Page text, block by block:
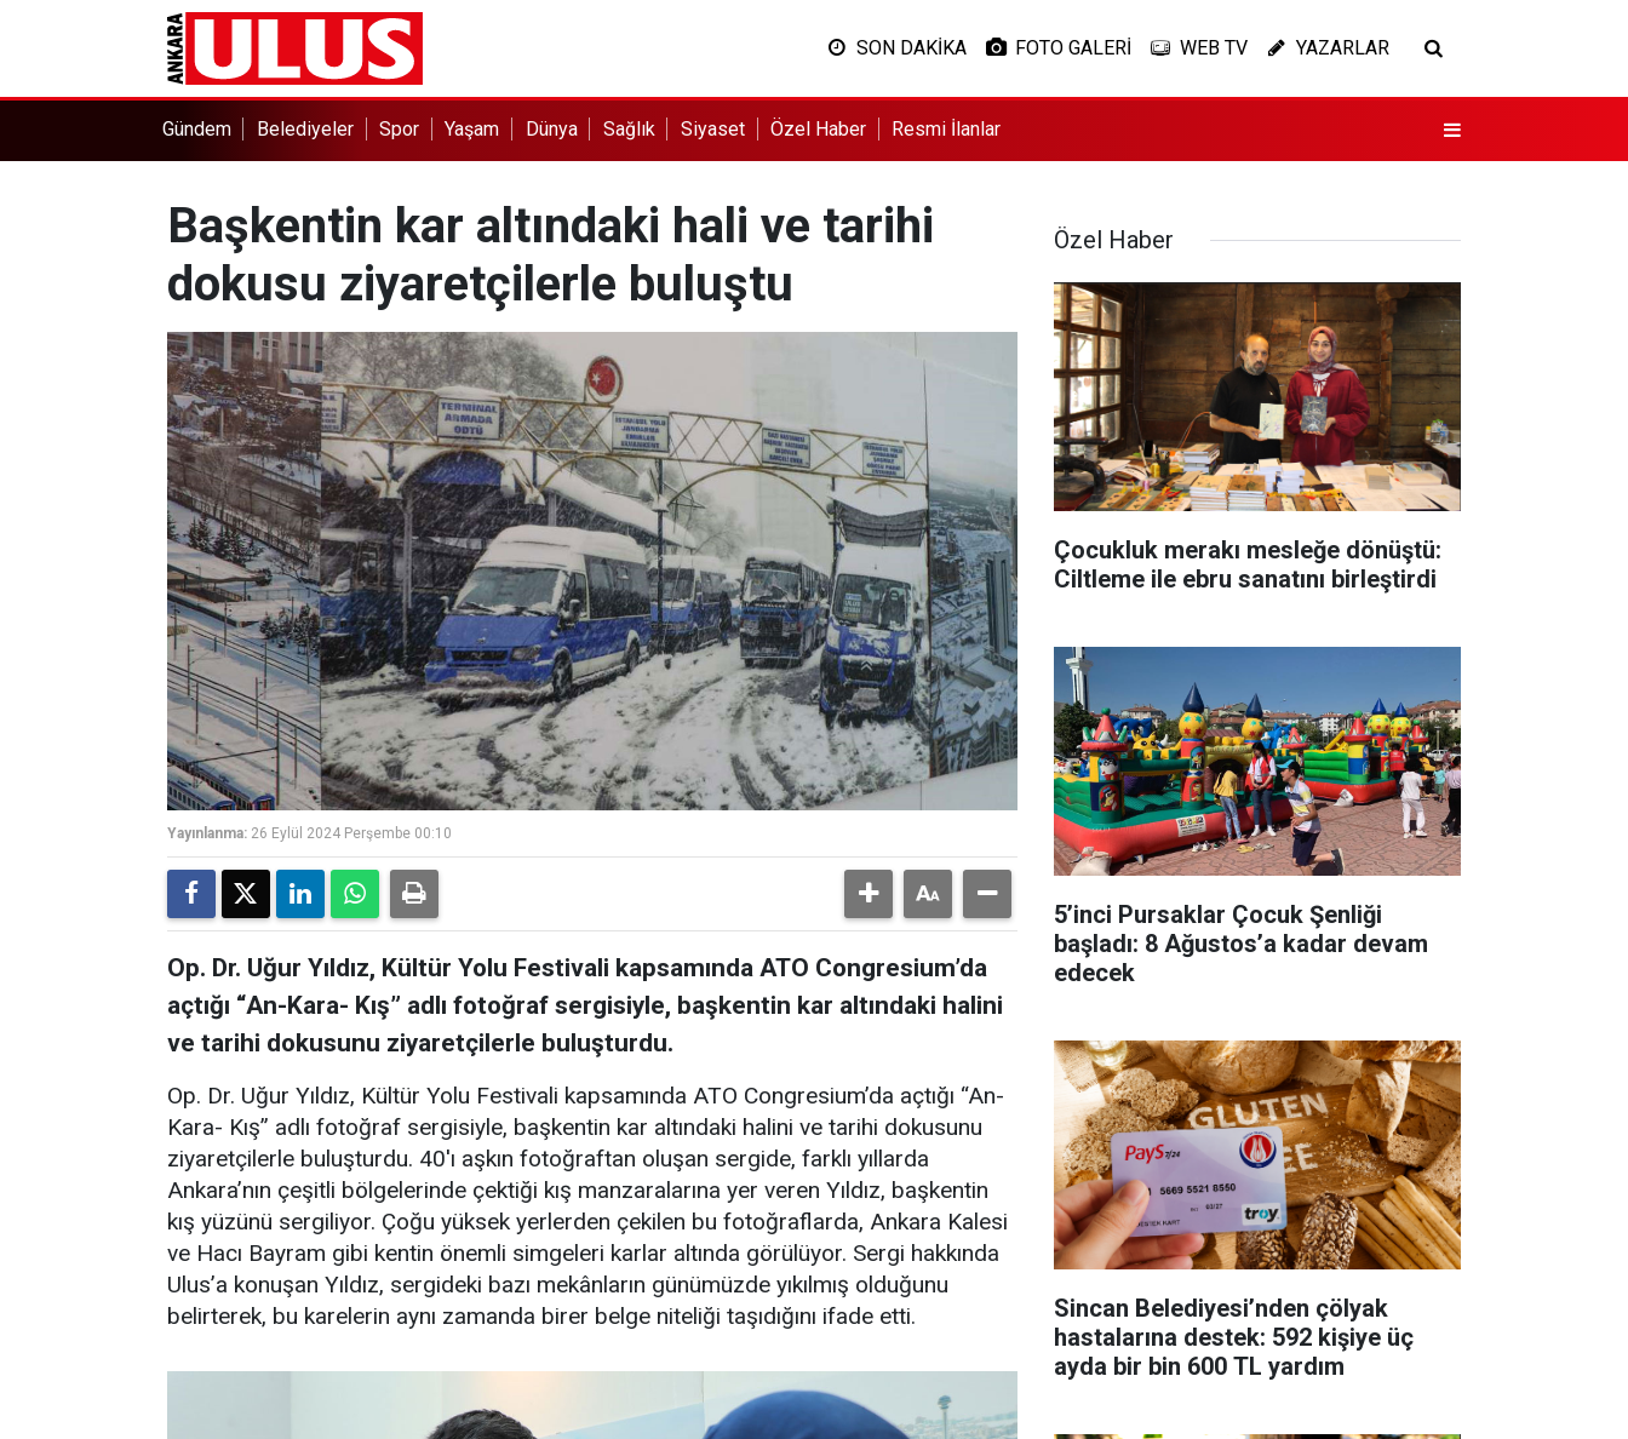
SON DAKİKA FOTO GALERİ WEB TV YAZARLAR
Gündem Belediyeler Spor Yaşam Dünya Sağlık Siyaset Özel Haber Resmi İlanlar
Başkentin kar altındaki hali ve tarihi
dokusu ziyaretçilerle buluştu
Yayınlanma: 26 Eylül 2024 Perşembe 00:10
Op. Dr. Uğur Yıldız, Kültür Yolu Festivali kapsamında ATO Congresium’da
açtığı “An-Kara- Kış” adlı fotoğraf sergisiyle, başkentin kar altındaki halini
ve tarihi dokusunu ziyaretçilerle buluşturdu.
Op. Dr. Uğur Yıldız, Kültür Yolu Festivali kapsamında ATO Congresium’da açtığı “An-
Kara- Kış” adlı fotoğraf sergisiyle, başkentin kar altındaki halini ve tarihi dokusunu
ziyaretçilerle buluşturdu. 40'ı aşkın fotoğraftan oluşan sergide, farklı yıllarda
Ankara’nın çeşitli bölgelerinde çektiği kış manzaralarına yer veren Yıldız, başkentin
kış yüzünü sergiliyor. Çoğu yüksek yerlerden çekilen bu fotoğraflarda, Ankara Kalesi
ve Hacı Bayram gibi kentin önemli simgeleri karlar altında görülüyor. Sergi hakkında
Ulus’a konuşan Yıldız, sergideki bazı mekânların günümüzde yıkılmış olduğunu
belirterek, bu karelerin aynı zamanda birer belge niteliği taşıdığını ifade etti.
Özel Haber
Çocukluk merakı mesleğe dönüştü:
Ciltleme ile ebru sanatını birleştirdi
5’inci Pursaklar Çocuk Şenliği
başladı: 8 Ağustos’a kadar devam
edecek
Sincan Belediyesi’nden çölyak
hastalarına destek: 592 kişiye üç
ayda bir bin 600 TL yardım